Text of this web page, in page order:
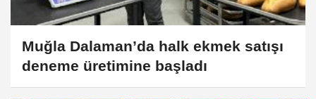
Muğla Dalaman’da halk ekmek satışı
deneme üretimine başladı